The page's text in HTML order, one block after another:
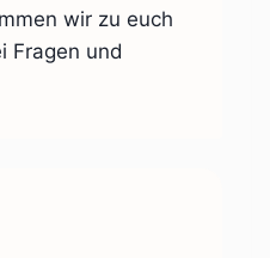
wir zu euch
Fragen und